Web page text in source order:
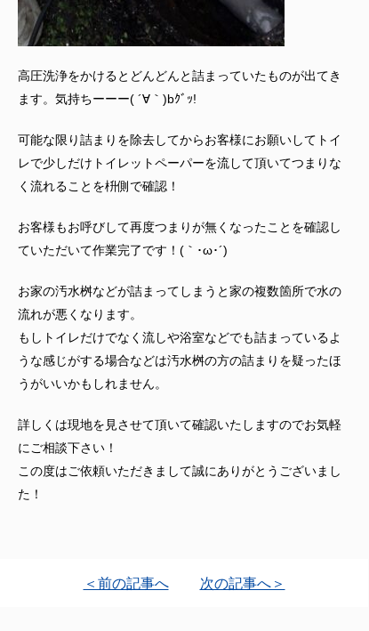
高圧洗浄をかけるとどんどんと詰まっていたものが出てき
ます。気持ちーーー( ´∀｀)bｸﾞｯ!
可能な限り詰まりを除去してからお客様にお願いしてトイ
レで少しだけトイレットペーパーを流して頂いてつまりな
く流れることを枡側で確認！
お客様もお呼びして再度つまりが無くなったことを確認し
ていただいて作業完了です！(｀･ω･´)ゞ
お家の汚水桝などが詰まってしまうと家の複数箇所で水の
流れが悪くなります。
もしトイレだけでなく流しや浴室などでも詰まっているよ
うな感じがする場合などは汚水桝の方の詰まりを疑ったほ
うがいいかもしれません。
詳しくは現地を見させて頂いて確認いたしますのでお気軽
にご相談下さい！
この度はご依頼いただきまして誠にありがとうございまし
た！
＜前の記事へ 次の記事へ＞